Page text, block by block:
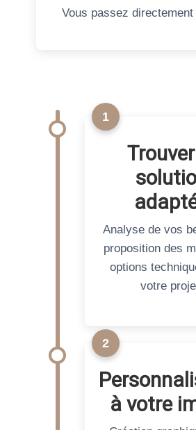
Vous passez
1
Analyse de vos
proposition des
options
votre
étape :
Étude
de votre
2
à votre